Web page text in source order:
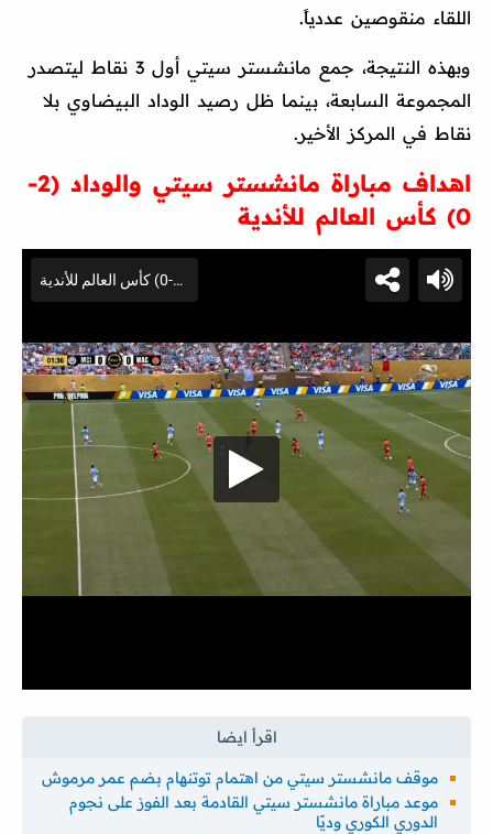
اللقاء منقوصين عددياً.
وبهذه النتيجة، جمع مانشستر سيتي أول 3 نقاط ليتصدر
المجموعة السابعة، بينما ظل رصيد الوداد البيضاوي بلا
نقاط في المركز الأخير.
اهداف مباراة مانشستر سيتي والوداد (2-
0) كأس العالم للأندية
موقف مانشستر سيتي من اهتمام توتنهام بضم عمر مرموش
موعد مباراة مانشستر سيتي القادمة بعد الفوز على نجوم
الدوري الكوري وديًا